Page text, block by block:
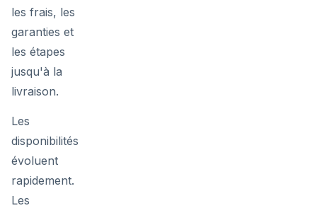
les frais, les
garanties et
les étapes
jusqu'à la
livraison.
Les
disponibilités
évoluent
rapidement.
Les